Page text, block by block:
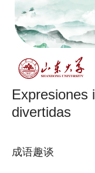
Expresiones
divertidas
成语趣谈